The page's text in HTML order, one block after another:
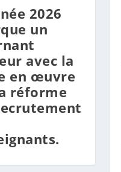
2026
un
avec la
en œuvre
réforme